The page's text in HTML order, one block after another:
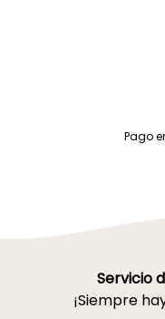
Pago
Servicio
¡Siempre